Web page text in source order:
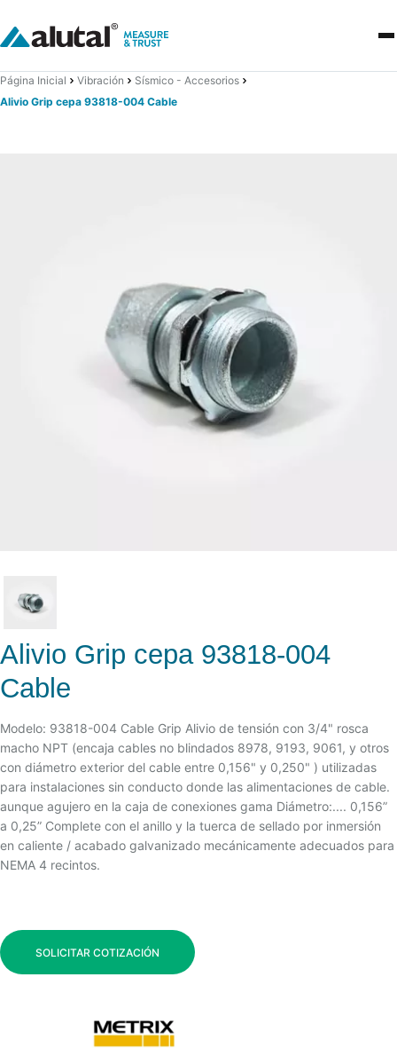
Página Inicial Vibración
Sísmico - Accesorios
Alivio Grip cepa 93818-004 Cable
Alivio Grip cepa 93818-004
Cable
Modelo: 93818-004 Cable Grip Alivio de tensión con 3/4" rosca
macho NPT (encaja cables no blindados 8978, 9193, 9061, y otros
con diámetro exterior del cable entre 0,156" y 0,250" ) utilizadas
para instalaciones sin conducto donde las alimentaciones de cable.
aunque agujero en la caja de conexiones gama Diámetro:.... 0,156”
a 0,25” Complete con el anillo y la tuerca de sellado por inmersión
en caliente / acabado galvanizado mecánicamente adecuados para
NEMA 4 recintos.
SOLICITAR COTIZACIÓN